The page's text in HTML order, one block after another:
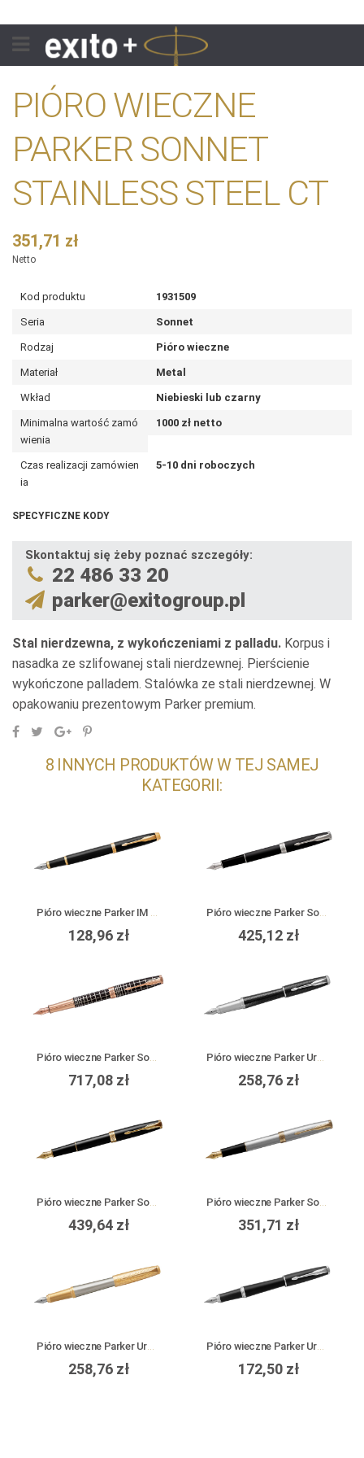
PIÓRO WIECZNE
PARKER SONNET
STAINLESS STEEL CT
351,71 zł
Netto
Kod produktu 1931509
Seria Sonnet
Rodzaj Pióro wieczne
Materiał Metal
Wkład Niebieski lub czarny
Minimalna wartość zamó
wienia
1000 zł netto
Czas realizacji zamówien
ia
5-10 dni roboczych
SPECYFICZNE KODY
Skontaktuj się żeby poznać szczegóły:
22 486 33 20
parker@exitogroup.pl
Stal nierdzewna, z wykończeniami z palladu. Korpus i
nasadka ze szlifowanej stali nierdzewnej. Pierścienie
wykończone palladem. Stalówka ze stali nierdzewnej. W
opakowaniu prezentowym Parker premium.
8 INNYCH PRODUKTÓW W TEJ SAMEJ
KATEGORII:
Pióro wieczne Parker IM Black GT
128,96 zł
Pióro wieczne Parker Sonnet Matte Black CT
425,12 zł
717,08 zł 258,76 zł
439,64 zł 351,71 zł
Pióro wieczne Parker Urban Premium Aureate Powder GT
258,76 zł
Pióro wieczne Parker Urban Muted Black CT
172,50 zł